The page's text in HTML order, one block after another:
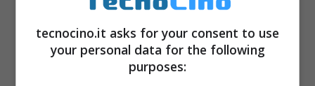
DISATTIVA GPS,
BLUETOOTH E WIFI
tecnocino.it asks for your consent to use
your personal data for the following
purposes: